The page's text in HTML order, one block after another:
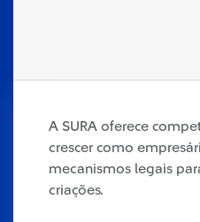
A SURA oferece
crescer como
mecanismos legais
criações.